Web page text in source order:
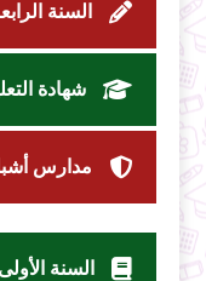
السنة
شهادة
مدارس
السنة